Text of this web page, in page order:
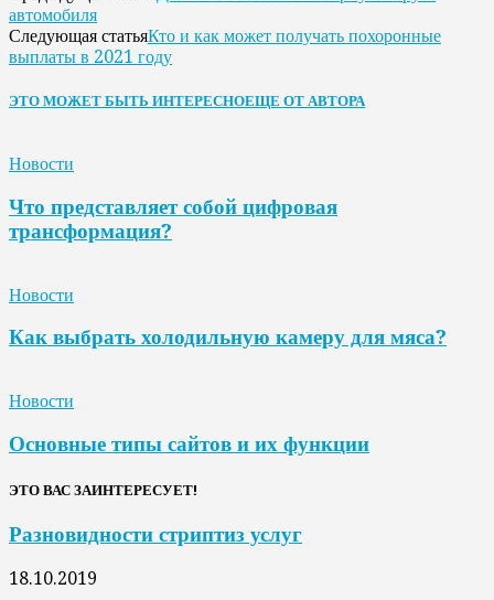
автомобиля
Следующая статьяКто и как может получать похоронные
выплаты в 2021 году
ЭТО МОЖЕТ БЫТЬ ИНТЕРЕСНОЕЩЕ ОТ АВТОРА
Новости
Что представляет собой цифровая
трансформация?
Новости
Как выбрать холодильную камеру для мяса?
Новости
Основные типы сайтов и их функции
ЭТО ВАС ЗАИНТЕРЕСУЕТ!
Разновидности стриптиз услуг
18.10.2019